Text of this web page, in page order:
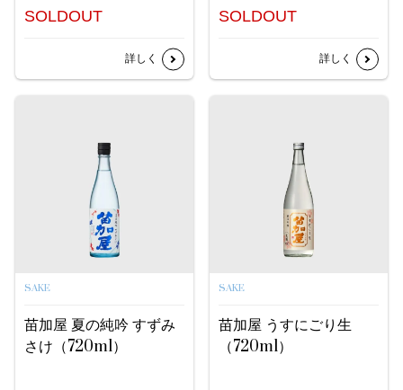
SOLDOUT
詳しく
SOLDOUT
詳しく
SAKE
苗加屋 夏の純吟 すずみ
さけ（720ml）
SAKE
苗加屋 うすにごり生
（720ml）